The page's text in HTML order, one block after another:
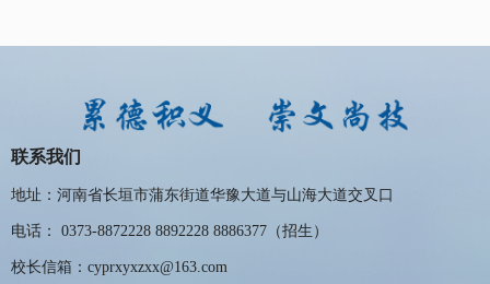
联系我们
地址：河南省长垣市蒲东街道华豫大道与山海大道交叉口
电话： 0373-8872228 8892228 8886377（招生）
校长信箱：cyprxyxzxx@163.com